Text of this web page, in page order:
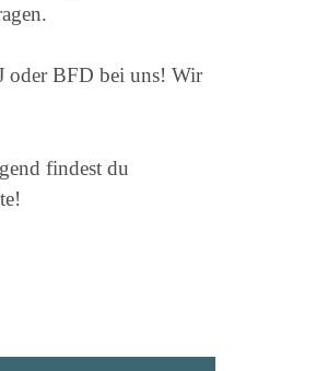
oder BFD bei uns! Wir
findest du